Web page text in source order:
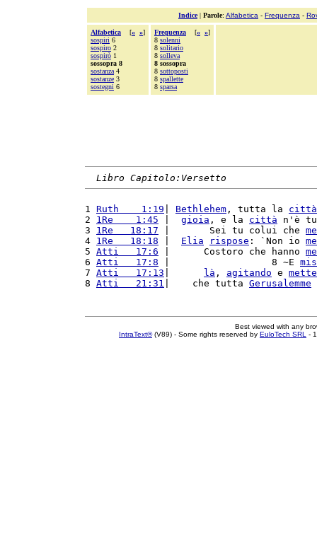
Indice| Parole: Alfabetica - Frequenza -
Alfabetica [« »]
sospiri 6
sospiro 2
sospirò 1
sossopra 8
sostanza 4
sostanze 3
sostegni 6
Frequenza [« »]
8 solenni
8 solitario
8 solleva
8 sossopra
8 sottoposti
8 spallette
8 sparsa
Libro Capitolo:Versetto
1 Ruth    1:19 Bethlehem , tutta la città
2 1Re    1:45 gioia , e la città n'è
3 1Re   18:17 |       Sei tu colui che
4 1Re   18:18 Elia rispose : `Non io
5 Atti   17:6 |      Costoro che hanno
6 Atti   17:8 |                  8 ~E
7 Atti   17:13 là , agitando e
8 Atti   21:31 |    che tutta Gerusalemme
Best viewed with any
IntraText®(V89) - Some rights reserved by EuloTech SRL -